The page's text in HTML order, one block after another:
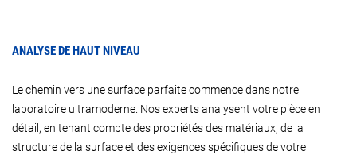
ANALYSE DE HAUT NIVEAU
Le chemin vers une surface parfaite commence dans notre
laboratoire ultramoderne. Nos experts analysent votre pièce en
détail, en tenant compte des propriétés des matériaux, de la
structure de la surface et des exigences spécifiques de votre